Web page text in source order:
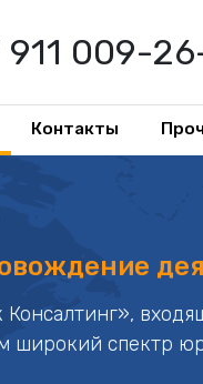
911 009-
Контакты
широкий спектр